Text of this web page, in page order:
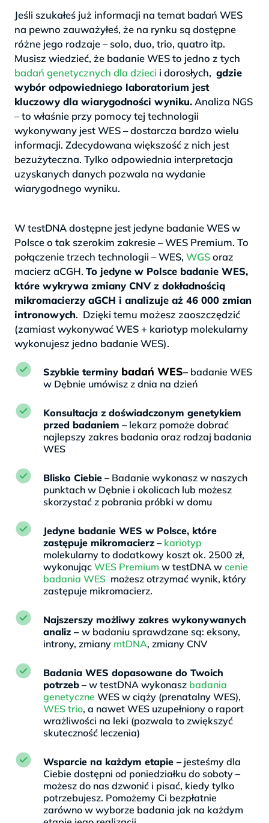
Jeśli szukałeś już informacji na temat badań WES
na pewno zauważyłeś, że na rynku są dostępne
różne jego rodzaje – solo, duo, trio, quatro itp.
Musisz wiedzieć, że badanie WES to jedno z tych
badań genetycznych dla dzieci i dorosłych, gdzie
wybór odpowiedniego laboratorium jest
kluczowy dla wiarygodności wyniku.Analiza NGS
– to właśnie przy pomocy tej technologii
wykonywany jest WES – dostarcza bardzo wielu
informacji. Zdecydowana większość z nich jest
bezużyteczna. Tylko odpowiednia interpretacja
uzyskanych danych pozwala na wydanie
wiarygodnego wyniku.
W testDNA dostępne jest jedyne badanie WES w
Polsce o tak szerokim zakresie – WES Premium. To
połączenie trzech technologii – WES, WGSoraz
macierz aCGH. To jedyne w Polsce badanie WES,
które wykrywa zmiany CNV z dokładnością
mikromacierzy aGCH i analizuje aż 46 000 zmian
intronowych. Dzięki temu możesz zaoszczędzić
(zamiast wykonywać WES + kariotyp molekularny
wykonujesz jedno badanie WES).
Szybkie terminy badań WES– badanie WES
w Dębnie umówisz z dnia na dzień
Konsultacja z doświadczonym genetykiem
przed badaniem – lekarz pomoże dobrać
najlepszy zakres badania oraz rodzaj badania
WES
Blisko Ciebie – Badanie wykonasz w naszych
punktach w Dębnie i okolicach lub możesz
skorzystać z pobrania próbki w domu
Jedyne badanie WES w Polsce, które
zastępuje mikromacierz – kariotyp
molekularny to dodatkowy koszt ok. 2500 zł,
wykonując WES Premium w testDNA w cenie
badania WES możesz otrzymać wynik, który
zastępuje mikromacierz.
Najszerszy możliwy zakres wykonywanych
analiz – w badaniu sprawdzane są: eksony,
introny, zmiany mtDNA, zmiany CNV
Badania WES dopasowane do Twoich
potrzeb – w testDNA wykonasz badania
genetyczne WES w ciąży (prenatalny WES),
WES trio, a nawet WES uzupełniony o raport
wrażliwości na leki (pozwala to zwiększyć
skuteczność leczenia)
Wsparcie na każdym etapie – jesteśmy dla
Ciebie dostępni od poniedziałku do soboty –
możesz do nas dzwonić i pisać, kiedy tylko
potrzebujesz. Pomożemy Ci bezpłatnie
zarówno w wyborze badania jak na każdym